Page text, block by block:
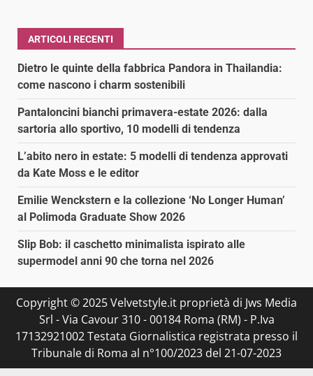
ARTICOLI RECENTI
Dietro le quinte della fabbrica Pandora in Thailandia:
come nascono i charm sostenibili
Pantaloncini bianchi primavera-estate 2026: dalla
sartoria allo sportivo, 10 modelli di tendenza
L’abito nero in estate: 5 modelli di tendenza approvati
da Kate Moss e le editor
Emilie Wenckstern e la collezione ‘No Longer Human’
al Polimoda Graduate Show 2026
Slip Bob: il caschetto minimalista ispirato alle
supermodel anni 90 che torna nel 2026
Copyright © 2025 Velvetstyle.it proprietà di Jws Media
Srl - Via Cavour 310 - 00184 Roma (RM) - P.Iva
17132921002 Testata Giornalistica registrata presso il
Tribunale di Roma al n°100/2023 del 21-07-2023